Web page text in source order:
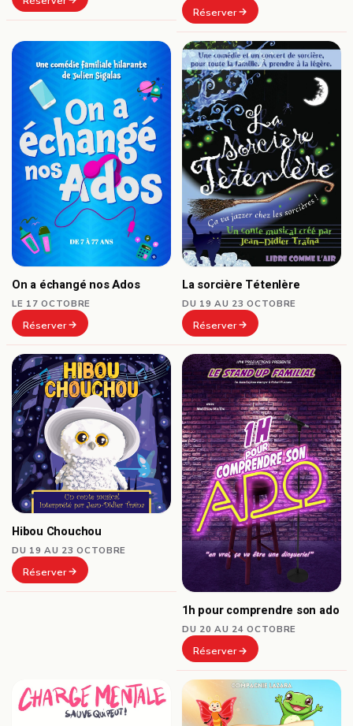
Réserver
On a échangé nos Ados
LE 17 OCTOBRE
Réserver
La sorcière Tétenlère
DU 19 AU 23 OCTOBRE
Réserver
Hibou Chouchou
DU 19 AU 23 OCTOBRE
Réserver
1h pour comprendre son ado
DU 20 AU 24 OCTOBRE
Réserver